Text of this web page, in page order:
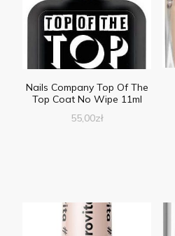
Nails Company Top Of The
Top Coat No Wipe 11ml
55,00zł